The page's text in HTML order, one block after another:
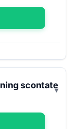
scontate